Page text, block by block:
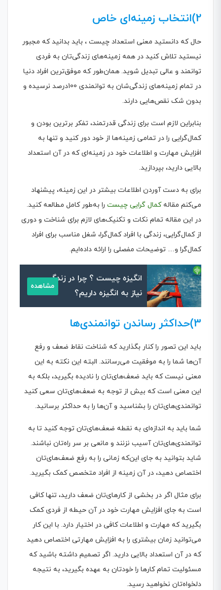
2)انتخاب زمینه‌ای خاص
حال که دانستید معنی استعداد چیست ، باید بدانید که مجبور
نیستید تلاش کنید در همه زمینه‌های زندگی‌تان به فردی
توانمند و عالی تبدیل شوید. همان‌طور که موفق‌ترین افراد دنیا
در تمام زمینه‌های زندگی‌شان به توانمندی 100درصد نرسیده و
بدون شک نقص‌هایی دارند.
بنابراین لازم است برای زندگی قدرتمند، تفکر برترین بودن و
کمال‌گرایی را در تمامی زمینه‌ها از خود دور کنید و تنها به
افزایش مهارت و اطلاعات خود در زمینه‌ای که در آن استعداد
بالایی دارید، بپردازید.
برای به دست آوردن اطلاعات بیشتر در این زمینه، پیشنهاد
می‌کنم مقالهکمال گرایی چیست را به‌طور کامل مطالعه کنید.
در این مقاله تمام نکات و تکنیک‌های لازم برای شناخت و دوری
از کمال‌گرایی، زندگی با افراد کمال‌گرا، شغل مناسب برای افراد
کمال‌گرا و… توضیحات مفصلی را ارائه داده‌ایم.
انگیزه چیست ؟ چرا در زندگی
نیاز به انگیزه داریم؟
مشاهده
3)حداکثر رساندن توانمندی‌ها
باید این تصور را کنار بگذارید که شناخت نقاط ضعف و رفع
آن‌ها شما را به موفقیت می‌رسانند. البته این نکته به این
معنی نیست که باید ضعف‌های‌تان را نادیده بگیرید، بلکه به
این معنی است که بیش از توجه به ضعف‌های‌تان سعی کنید
توانمندی‌های‌تان را بشناسید و آن‌ها را به حداکثر برسانید.
شما باید به اندازه‌ای به نقطه ضعف‌های‌تان توجه کنید تا به
توانمندی‌های‌تان آسیب نزنند و مانعی بر سر راه‌تان نباشند.
شاید بتوانید به جای این‌که زمانی را به رفع ضعف‌های‌تان
اختصاص دهید، در آن زمینه از افراد متخصص کمک بگیرید.
برای مثال اگر در بخشی از کارهای‌تان ضعف دارید، تنها کافی
است به جای افزایش مهارت خود در آن حیطه از فردی کمک
بگیرید که مهارت و اطلاعات کافی در اختیار دارد. با این کار
می‌توانید زمان بیشتری را به افزایش مهارتی اختصاص دهید
که در آن استعداد بالایی دارید. اگر تصمیم داشته باشید که
مسئولیت تمام کارها را خودتان به عهده بگیرید، به نتیجه
دلخواه‌تان نخواهید رسید.